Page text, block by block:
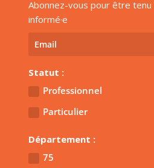
Abonnez-vous pour être tenu
informé·e
Statut :
Professionnel
Particulier
Département :
75